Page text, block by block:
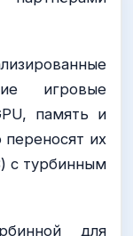
игровые
память и
их
с турбинным
для